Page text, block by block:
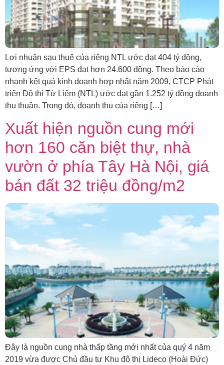
Lợi nhuận sau thuế của riêng NTL ước đạt 404 tỷ đồng,
tương ứng với EPS đạt hơn 24.600 đồng. Theo báo cáo
nhanh kết quả kinh doanh hợp nhất năm 2009, CTCP Phát
triển Đô thị Từ Liêm (NTL) ước đạt gần 1.252 tỷ đồng doanh
thu thuần. Trong đó, doanh thu của riêng […]
Xuất hiện nguồn cung mới
hơn 160 căn biệt thự, nhà
vườn ở phía Tây Hà Nội, giá
bán đất 32 triệu đồng/m2
Đây là nguồn cung nhà thấp tầng mới nhất của quý 4 năm
2019 vừa được Chủ đầu tư Khu đô thị Lideco (Hoài Đức)